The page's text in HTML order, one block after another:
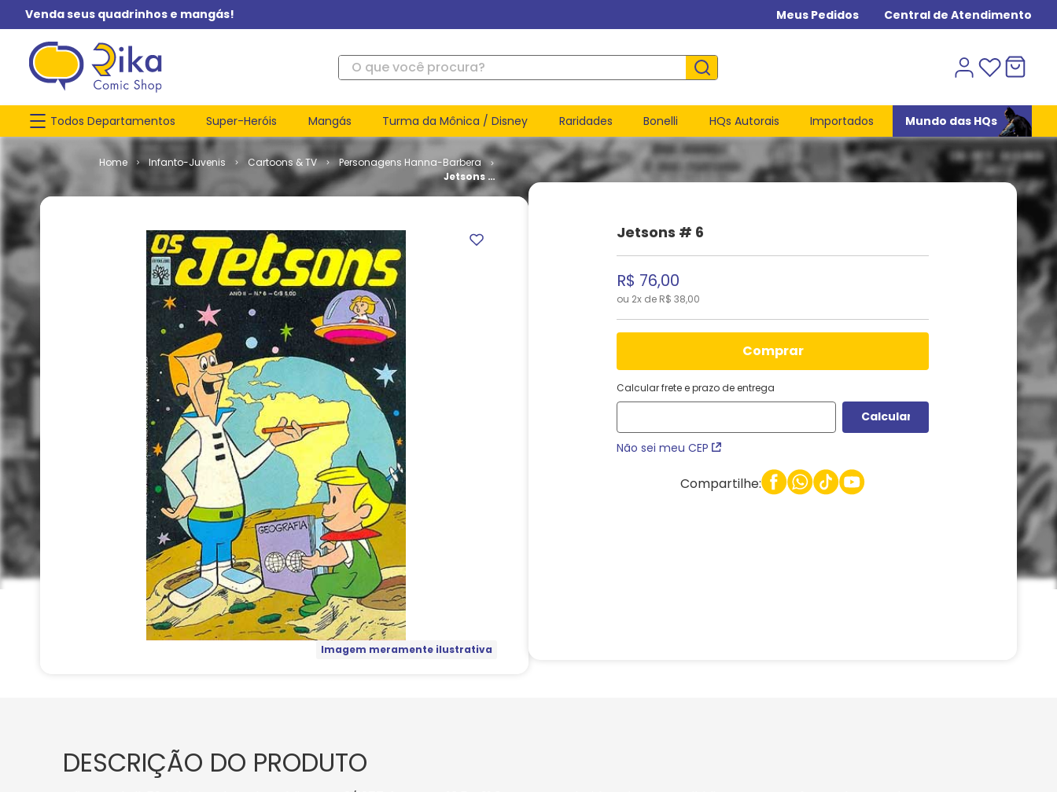
Venda seus quadrinhos e mangás! Meus Pedidos Central de Atendimento
O que você procura?
Todos Departamentos Super-Heróis Mangás Turma da Mônica / Disney Raridades Bonelli HQs Autorais Importados Mundo das HQs
Infanto-Juvenis Cartoons & TV
Personagens Hanna-Barbera
Jetsons #
6
Imagem meramente ilustrativa
Jetsons # 6
R$ 76,00
ou 2x de R$ 38,00
comprar
Calcular frete e prazo de entrega
Não sei meu CEP
Compartilhe:
DESCRIÇÃO DO PRODUTO